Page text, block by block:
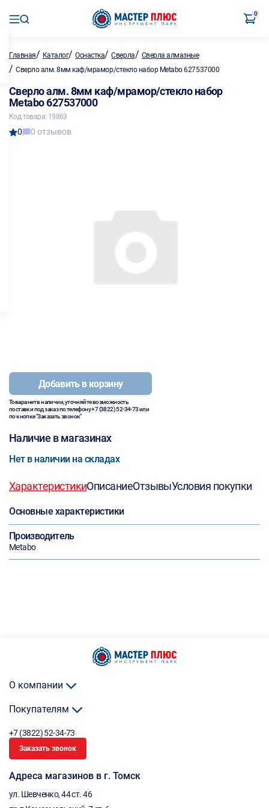
0
Главная/ Каталог/Оснастка/Сверла/ Сверла алмазные
/ Сверло алм. 8мм каф/мрамор/стекло набор Metabo 627537000
Сверло алм. 8мм каф/мрамор/стекло набор
Metabo 627537000
Код товара: 19863
0 0 отзывов
Добавить в корзину
Товара нет в наличии, уточняйте возможность
поставки под заказ по телефону+7 (3822) 52-34-73или
по кнопке "Заказать звонок"
Наличие в магазинах
Нет в наличии на складах
ХарактеристикиОписаниеОтзывыУсловия покупки
Основные характеристики
Производитель
Metabo
О компании
Покупателям
+7 (3822) 52-34-73
Заказать звонок
Адреса магазинов в г. Томск
ул. Шевченко, 44 ст. 46